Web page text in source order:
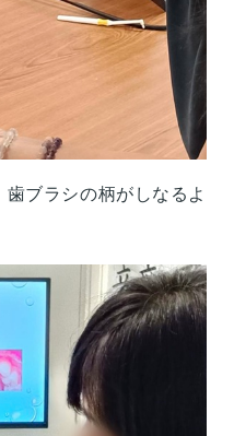
歯ブラシの柄がしなるよ